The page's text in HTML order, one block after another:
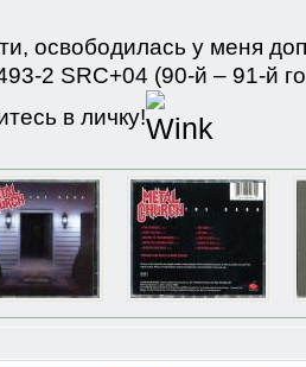
освободилась у меня
2 SRC+04 (90-й – 91-й
в личку!